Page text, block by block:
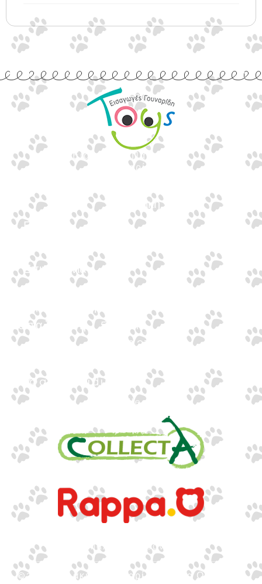
Εισαγωγές Παιχνιδιών
Γουναρίδη
Αρχική
Προϊόντα
Επικοινωνία
Επικοινωνία
Θεσσαλονίκη · 54624
+30 2310 277104
info@gounaridis.com
www.collecta.gr
Μάλτα & Αλβανία
©2026. Ιωακείμ Γουναρίδης & Σια Ο.Ε. – Με